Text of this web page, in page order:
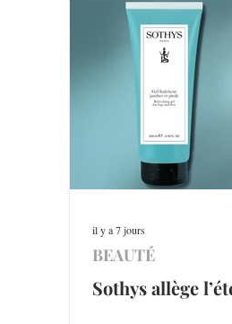
Sothys allège
BEAUTÉ
il y a 7 jours